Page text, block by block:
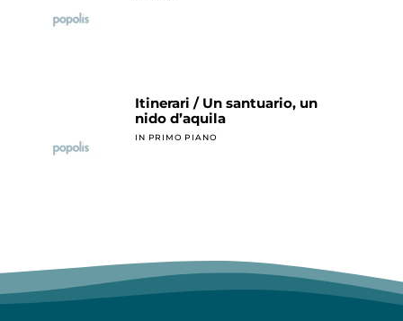
Itinerari / Un santuario, un
nido d’aquila
IN PRIMO PIANO